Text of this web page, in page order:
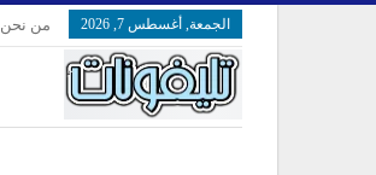
الجمعة, أغسطس 7, 2026 من نحن